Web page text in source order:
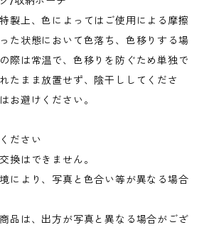
製上、色によってはご使用による摩擦
た状態において色落ち、色移りする場
際は常温で、色移りを防ぐため単独で
たまま放置せず、陰干ししてくださ
お避けください。
ださい
換はできません。
により、写真と色合い等が異なる場合
品は、出方が写真と異なる場合がござ